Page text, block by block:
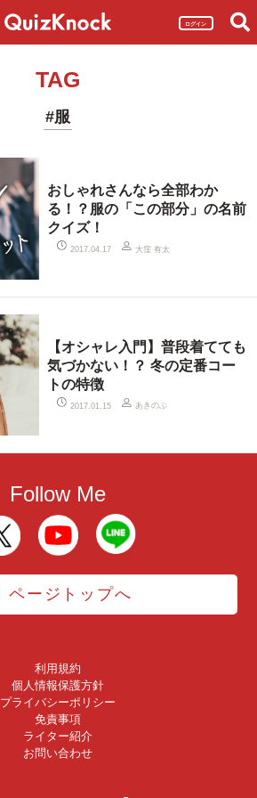
ログイン
TAG
#服
おしゃれさんなら全部わか
る！？服の「この部分」の名前
クイズ！
2017.04.17 大窪 有太
【オシャレ入門】普段着てても
気づかない！？ 冬の定番コー
トの特徴
2017.01.15 あきのぶ
Follow Me
ページトップへ
利用規約
個人情報保護方針
プライバシーポリシー
免責事項
ライター紹介
お問い合わせ